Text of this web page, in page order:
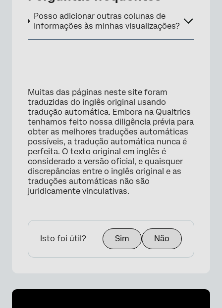
Posso adicionar outras colunas de
informações às minhas visualizações?
Muitas das páginas neste site foram
traduzidas do inglês original usando
tradução automática. Embora na Qualtrics
tenhamos feito nossa diligência prévia para
obter as melhores traduções automáticas
possíveis, a tradução automática nunca é
perfeita. O texto original em inglês é
considerado a versão oficial, e quaisquer
discrepâncias entre o inglês original e as
traduções automáticas não são
juridicamente vinculativas.
Isto foi útil? Sim Não